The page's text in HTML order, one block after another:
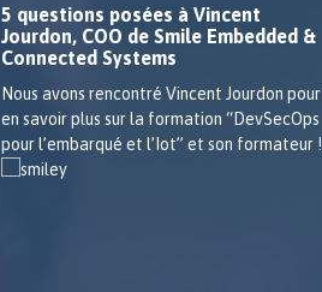
5 questions posées à Vincent
Jourdon, COO de Smile Embedded &
Connected Systems
Nous avons rencontré Vincent Jourdon pour
en savoir plus sur la formation “DevSecOps
pour l’embarqué et l’Iot” et son formateur !